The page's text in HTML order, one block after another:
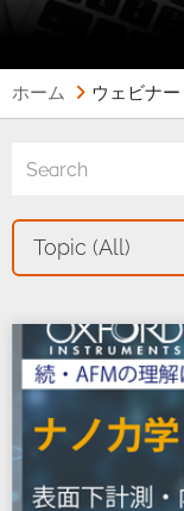
ホーム ウェビナー
Topic (All)